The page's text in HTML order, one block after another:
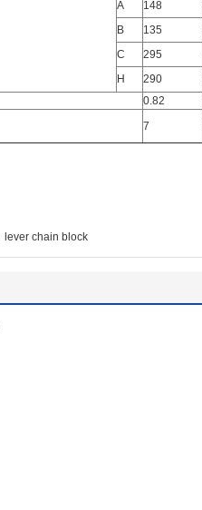
A 148
B
135
C
295
H
290
0.82
7
lever chain block